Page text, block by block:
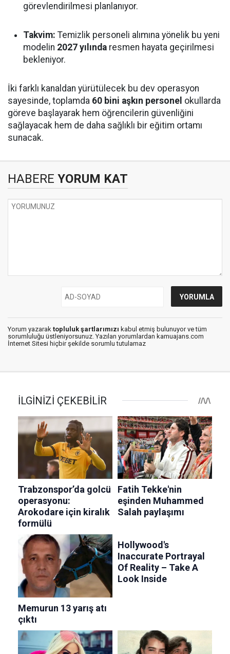
görevlendirilmesi planlanıyor.
Takvim: Temizlik personeli alımına yönelik bu yeni
modelin 2027 yılında resmen hayata geçirilmesi
bekleniyor.
İki farklı kanaldan yürütülecek bu dev operasyon
sayesinde, toplamda 60 bini aşkın personel okullarda
göreve başlayarak hem öğrencilerin güvenliğini
sağlayacak hem de daha sağlıklı bir eğitim ortamı
sunacak.
HABERE YORUM KAT
Yorum yazarak topluluk şartlarımızı kabul etmiş bulunuyor ve tüm
sorumluluğu üstleniyorsunuz. Yazılan yorumlardan kamuajans.com
İnternet Sitesi hiçbir şekilde sorumlu tutulamaz